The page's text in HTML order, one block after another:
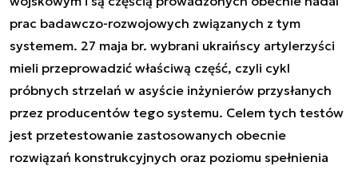
prac badawczo-rozwojowych związanych z tym
systemem. 27 maja br. wybrani ukraińscy artylerzyści
mieli przeprowadzić właściwą część, czyli cykl
próbnych strzelań w asyście inżynierów przysłanych
przez producentów tego systemu. Celem tych testów
jest przetestowanie zastosowanych obecnie
rozwiązań konstrukcyjnych oraz poziomu spełnienia